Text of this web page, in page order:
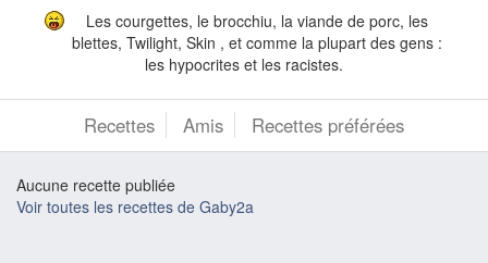
Les courgettes, le brocchiu, la viande de porc, les
blettes, Twilight, Skin , et comme la plupart des gens :
les hypocrites et les racistes.
Recettes Amis Recettes préférées
Aucune recette publiée
Voir toutes les recettes de Gaby2a